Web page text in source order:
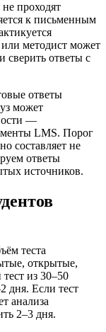
проходят
к письменным
или методист может
сверить ответы с
ответы
может
—
LMS. Порог
составляет не
ответы
источников.
теста
открытые,
из 30–50
дня. Если тест
анализа
2–3 дня.